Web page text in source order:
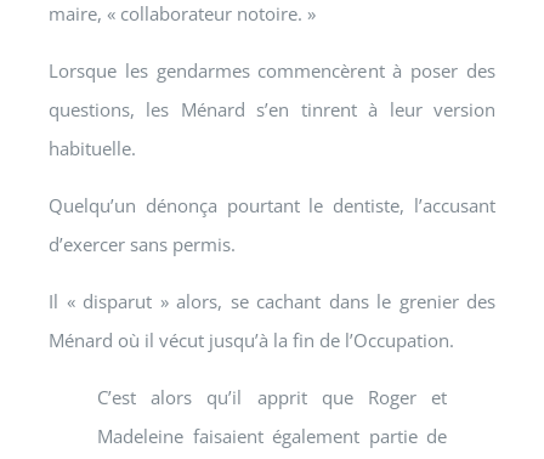
maire, « collaborateur notoire. »
Lorsque les gendarmes commencèrent à poser des
questions, les Ménard s’en tinrent à leur version
habituelle.
Quelqu’un dénonça pourtant le dentiste, l’accusant
d’exercer sans permis.
Il « disparut » alors, se cachant dans le grenier des
Ménard où il vécut jusqu’à la fin de l’Occupation.
C’est alors qu’il apprit que Roger et
Madeleine faisaient également partie de